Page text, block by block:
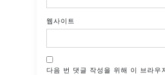
웹사이트
다음 번 댓글 작성을 위해 이 브라